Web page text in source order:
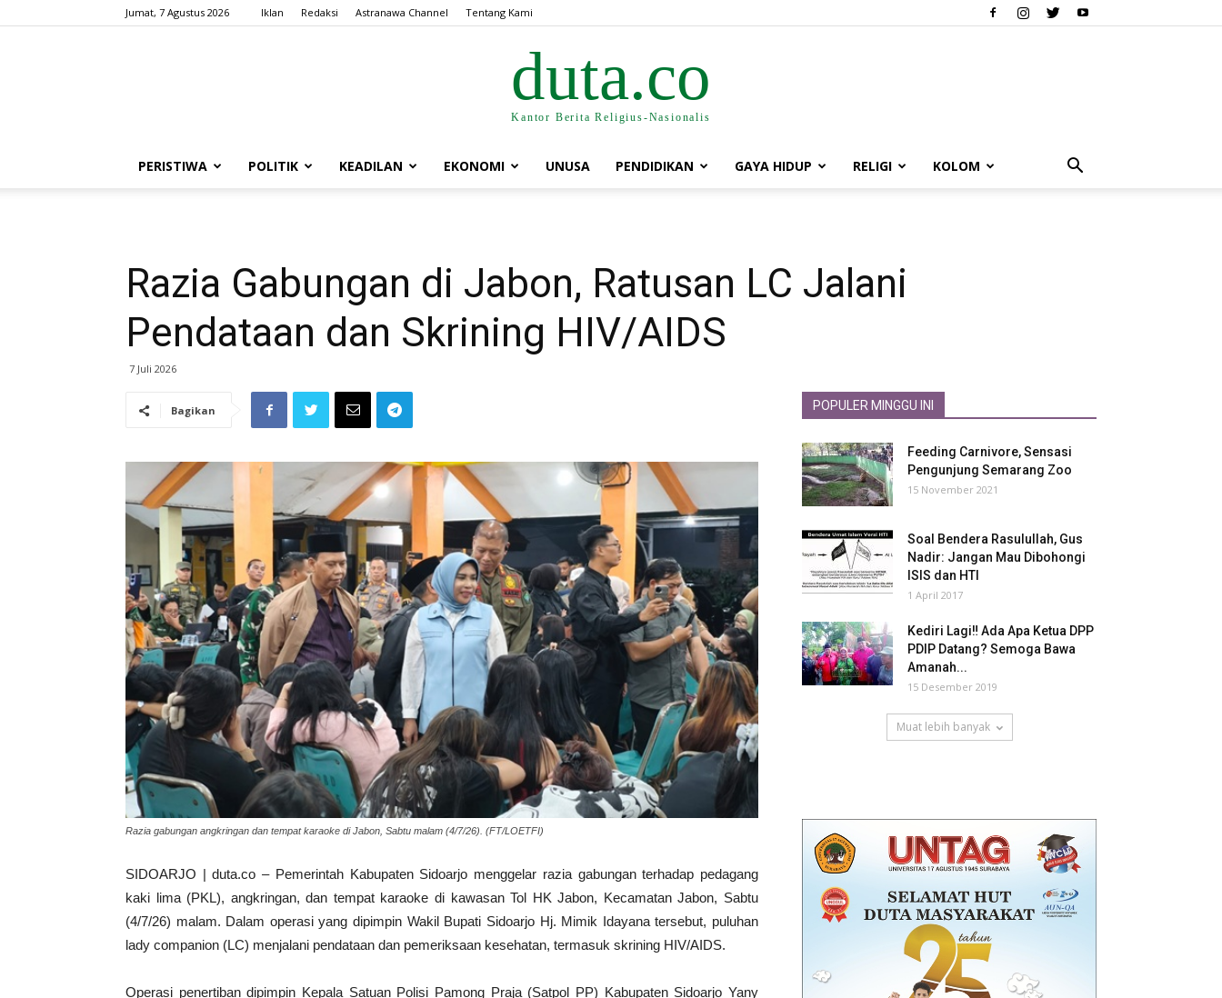
Jumat, 7 Agustus 2026 Iklan Redaksi Astranawa Channel Tentang Kami
duta.co
Kantor Berita Religius-Nasionalis
PERISTIWA POLITIK KEADILAN EKONOMI UNUSA PENDIDIKAN GAYA HIDUP RELIGI KOLOM
Razia Gabungan di Jabon, Ratusan LC Jalani
Pendataan dan Skrining HIV/AIDS
7 Juli 2026
Bagikan
Razia gabungan angkringan dan tempat karaoke di Jabon, Sabtu malam (4/7/26). (FT/LOETFI)
SIDOARJO | duta.co – Pemerintah Kabupaten Sidoarjo menggelar razia gabungan terhadap pedagang
kaki lima (PKL), angkringan, dan tempat karaoke di kawasan Tol HK Jabon, Kecamatan Jabon, Sabtu
(4/7/26) malam. Dalam operasi yang dipimpin Wakil Bupati Sidoarjo Hj. Mimik Idayana tersebut, puluhan
lady companion (LC) menjalani pendataan dan pemeriksaan kesehatan, termasuk skrining HIV/AIDS.
Operasi penertiban dipimpin Kepala Satuan Polisi Pamong Praja (Satpol PP) Kabupaten Sidoarjo Yany
POPULER MINGGU INI
Feeding Carnivore, Sensasi
Pengunjung Semarang Zoo
15 November 2021
Soal Bendera Rasulullah, Gus
Nadir: Jangan Mau Dibohongi
ISIS dan HTI
1 April 2017
Kediri Lagi‼ Ada Apa Ketua DPP
PDIP Datang? Semoga Bawa
Amanah...
15 Desember 2019
Muat lebih banyak